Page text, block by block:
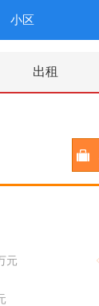
小区
出租
元